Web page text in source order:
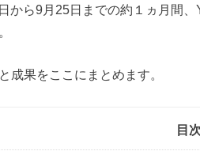
から9月25日までの約１ヵ月間
成果をここにまとめます。
目次